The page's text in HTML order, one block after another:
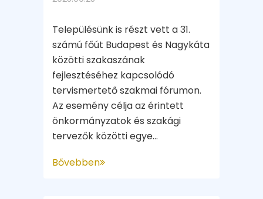
Településünk is részt vett a 31.
számú főút Budapest és Nagykáta
közötti szakaszának
fejlesztéséhez kapcsolódó
tervismertető szakmai fórumon.
Az esemény célja az érintett
önkormányzatok és szakági
tervezők közötti egye...
Bővebben